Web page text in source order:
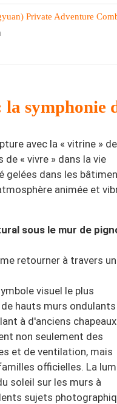
Private Adventure
symphonie
avec la « vitrine »
« vivre » dans la vie
gelées dans les
animée et
sous le mur de
retourner à travers
visuel le plus
hauts murs ondulants
à d'anciens chapeaux
non seulement des
et de ventilation, mais
officielles. La
soleil sur les murs à
sujets